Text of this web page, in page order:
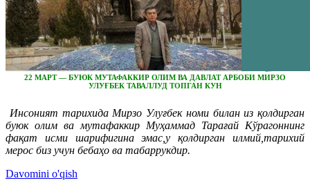
22 МАРТ — БУЮК МУТАФАККИР ОЛИМ ВА ДАВЛАТ АРБОБИ МИРЗО
УЛУҒБЕК ТАВАЛЛУД ТОПГАН КУН
Инсоният тарихида Мирзо Улуғбек номи билан из қолдирган
буюк олим ва мутафаккир Муҳаммад Тарағай Кўрагоннинг
фақат исми шарифигина эмас,у қолдирган илмий,тарихий
мерос биз учун бебаҳо ва табаррукдир.
Davomini o'qish